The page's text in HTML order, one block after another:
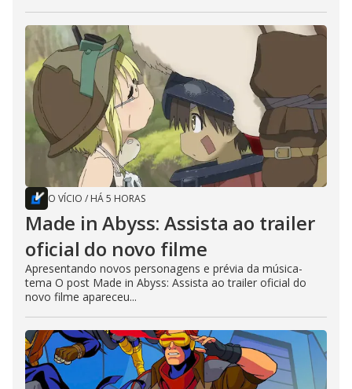
O VÍCIO / HÁ 5 HORAS
Made in Abyss: Assista ao trailer
oficial do novo filme
Apresentando novos personagens e prévia da música-
tema O post Made in Abyss: Assista ao trailer oficial do
novo filme apareceu...